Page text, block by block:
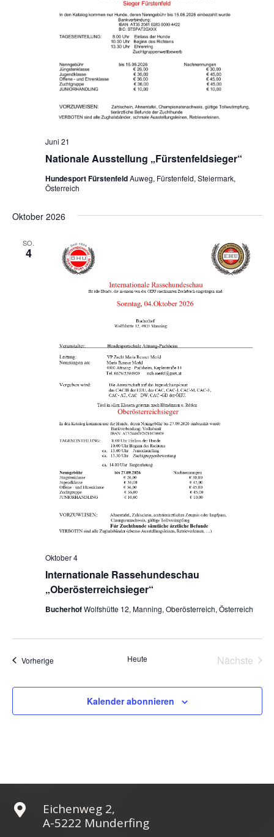
Nationale Ausstellung „Fürstenfeldsieger“
Juni 21
Hundesport FürstenfeldAuweg, Fürstenfeld, Steiermark,
Österreich
Oktober 2026
SO.
4
Internationale Rassehundeschau
„Oberösterreichsieger“
Oktober 4
BucherhofWolfshütte 12, Manning, Oberösterreich, Österreich
VorherigeVeranstaltungen Heute
Nächste
Kalender abonnieren

Eichenweg 2,
A-5222 Munderfing